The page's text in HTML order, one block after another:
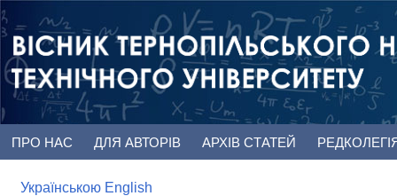
ПРО НАС ДЛЯ АВТОРІВ АРХІВ СТАТЕЙ
Українською English